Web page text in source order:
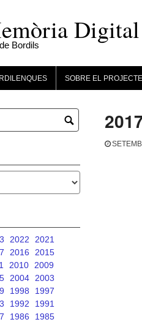
Bordils
SOBRE EL PROJECTE
2022
2021
2016
2015
2010
2009
2004
2003
1998
1997
1992
1991
1986
1985